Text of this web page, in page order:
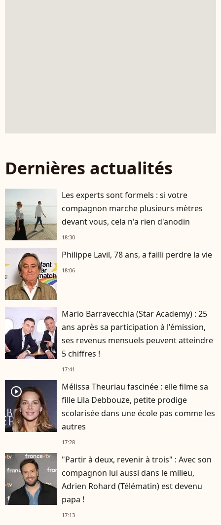
Dernières actualités
Les experts sont formels : si votre
compagnon marche plusieurs mètres
devant vous, cela n'a rien d'anodin
18:30
Philippe Lavil, 78 ans, a failli perdre la vie
18:06
Mario Barravecchia (Star Academy) : 25
ans après sa participation à l'émission,
ses revenus mensuels peuvent atteindre
5 chiffres !
17:41
player2
Mélissa Theuriau fascinée : elle filme sa
fille Lila Debbouze, petite prodige
scolarisée dans une école pas comme les
autres
17:28
"Partir à deux, revenir à trois" : Avec son
compagnon lui aussi dans le milieu,
Adrien Rohard (Télématin) est devenu
papa !
17:13